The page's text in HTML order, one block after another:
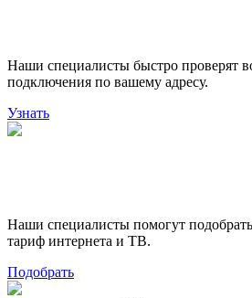
Наши специалисты быстро проверят
подключения по вашему адресу.
Узнать
Наши специалисты помогут
тариф интернета и ТВ.
Подобрать